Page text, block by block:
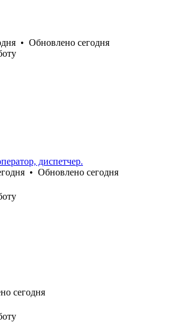
• Обновлено сегодня
диспетчер.
• Обновлено сегодня
сегодня